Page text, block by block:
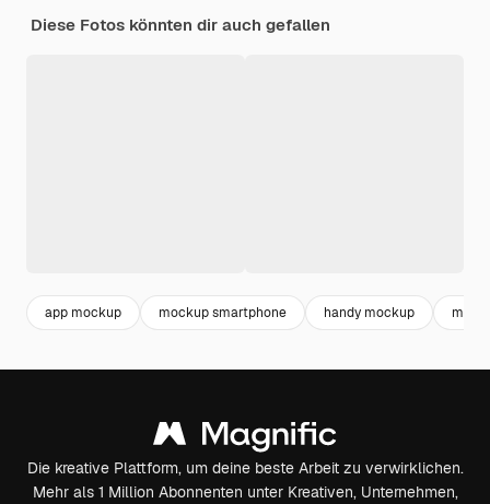
Diese Fotos könnten dir auch gefallen
app mockup mockup smartphone handy mockup
Die kreative Plattform, um deine beste Arbeit zu verwirklichen.
Mehr als 1 Million Abonnenten unter Kreativen, Unternehmen,